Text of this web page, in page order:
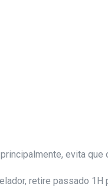
evita
retire passado